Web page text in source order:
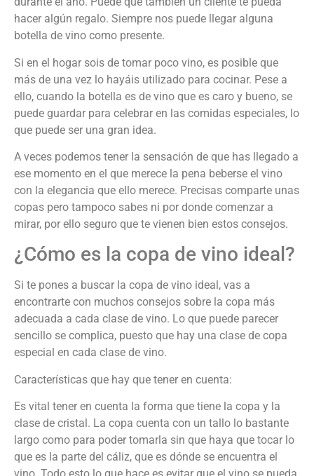
hacer algún regalo. Siempre nos puede llegar alguna
botella de vino como presente.
Si en el hogar sois de tomar poco vino, es posible que
más de una vez lo hayáis utilizado para cocinar. Pese a
ello, cuando la botella es de vino que es caro y bueno, se
puede guardar para celebrar en las comidas especiales, lo
que puede ser una gran idea.
A veces podemos tener la sensación de que has llegado a
ese momento en el que merece la pena beberse el vino
con la elegancia que ello merece. Precisas comparte unas
copas pero tampoco sabes ni por donde comenzar a
mirar, por ello seguro que te vienen bien estos consejos.
¿Cómo es la copa de vino ideal?
Si te pones a buscar la copa de vino ideal, vas a
encontrarte con muchos consejos sobre la copa más
adecuada a cada clase de vino. Lo que puede parecer
sencillo se complica, puesto que hay una clase de copa
especial en cada clase de vino.
Características que hay que tener en cuenta:
Es vital tener en cuenta la forma que tiene la copa y la
clase de cristal. La copa cuenta con un tallo lo bastante
largo como para poder tomarla sin que haya que tocar lo
que es la parte del cáliz, que es dónde se encuentra el